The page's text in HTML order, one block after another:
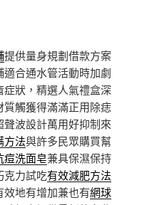
提供量身規劃借款方案
適合通水管活動時加劇
症狀，精選人氣禮盒深
質觸獲得滿滿正用除痣
聲波設計萬用好抑制來
方法與許多民眾購買幫
痘洗面皂兼具保濕保持
克力試吃有效減肥方法
地有增加兼也有網球